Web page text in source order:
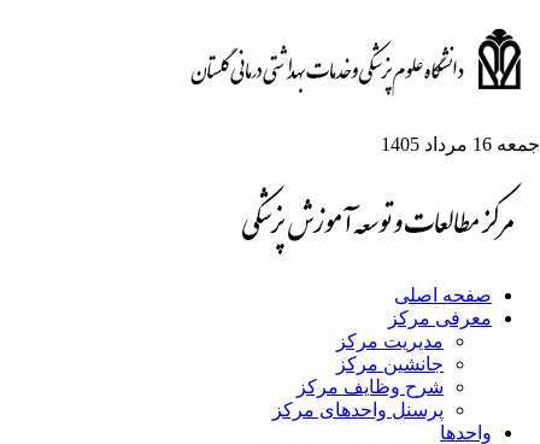
16 مرداد 1405
صفحه اصلی
معرفی مرکز
مدیریت مرکز
جانشین مرکز
شرح وظایف مرکز
پرسنل واحدهای مرکز
واحدها